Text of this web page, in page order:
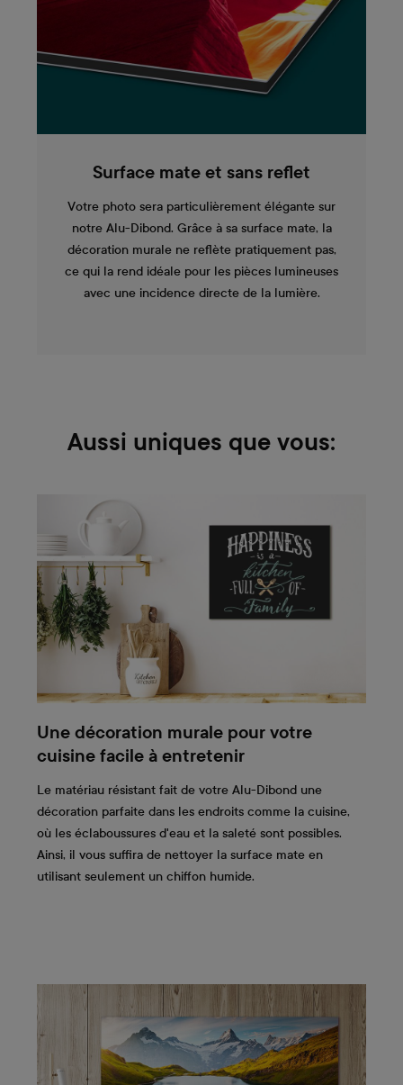
Surface mate et sans reflet
Votre photo sera particulièrement élégante sur
notre Alu-Dibond. Grâce à sa surface mate, la
décoration murale ne reflète pratiquement pas,
ce qui la rend idéale pour les pièces lumineuses
avec une incidence directe de la lumière.
Aussi uniques que vous:
Une décoration murale pour votre
cuisine facile à entretenir
Le matériau résistant fait de votre Alu-Dibond une
décoration parfaite dans les endroits comme la cuisine,
où les éclaboussures d'eau et la saleté sont possibles.
Ainsi, il vous suffira de nettoyer la surface mate en
utilisant seulement un chiffon humide.